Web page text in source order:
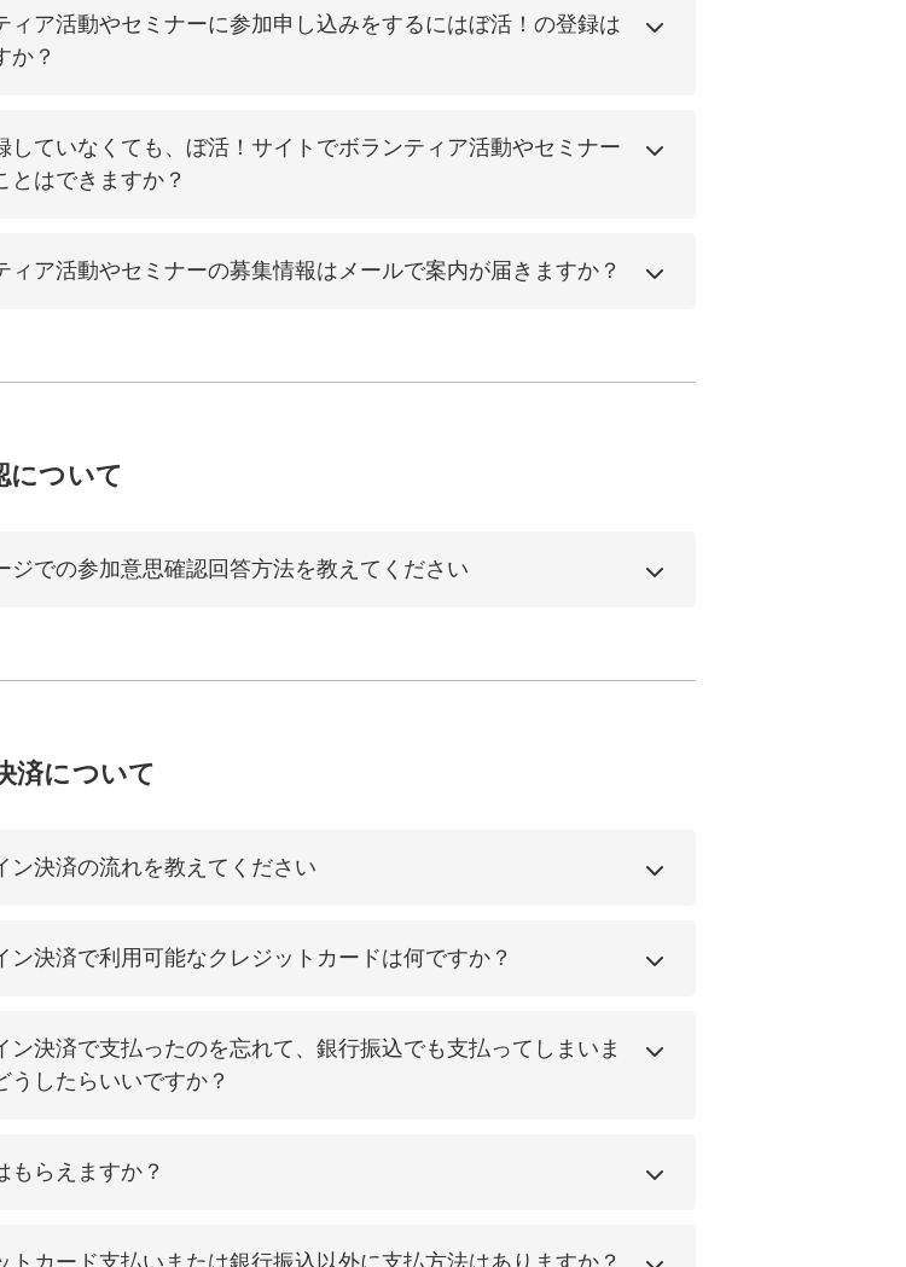
ィア活動やセミナーに参加申し込みをするにはぼ活！の登録は
か？
していなくても、ぼ活！サイトでボランティア活動やセミナー
とはできますか？
ィア活動やセミナーの募集情報はメールで案内が届きますか？
について
ジでの参加意思確認回答方法を教えてください
済について
ン決済の流れを教えてください
ン決済で利用可能なクレジットカードは何ですか？
ン決済で支払ったのを忘れて、銀行振込でも支払ってしまいま
うしたらいいですか？
もらえますか？
トカード支払いまたは銀行振込以外に支払方法はありますか？